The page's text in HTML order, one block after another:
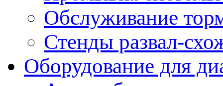
Обслуживание
Стенды развал-
Оборудование для